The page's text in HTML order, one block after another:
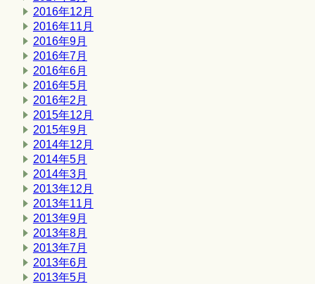
2016年12月
2016年11月
2016年9月
2016年7月
2016年6月
2016年5月
2016年2月
2015年12月
2015年9月
2014年12月
2014年5月
2014年3月
2013年12月
2013年11月
2013年9月
2013年8月
2013年7月
2013年6月
2013年5月